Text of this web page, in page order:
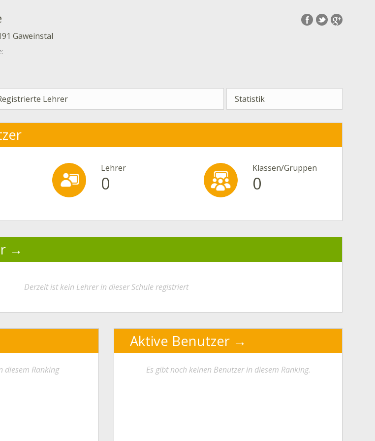
Gaweinstal
Lehrer Statistik
Lehrer
0
Klassen/Gruppen
0
Derzeit ist kein Lehrer in dieser Schule registriert
diesem Ranking
Aktive Benutzer
Es gibt noch keinen Benutzer in diesem Ranking.